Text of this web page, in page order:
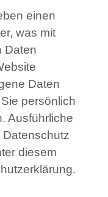
einen
was mit
Daten
Daten
persönlich
Ausführliche
diesem